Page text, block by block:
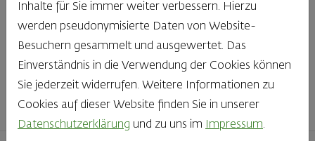
auf den kleinen, feinen Unterschied gelegt wird, wie bei
Haubis. Beste Zutaten und Handwerk, das seinen
Namen auch verdient – das schmeckt man einfach!
Finden Sie Ihr Lieblingsprodukt
Inhalte für Sie immer weiter verbessern. Hierzu
werden pseudonymisierte Daten von Website-
Besuchern gesammelt und ausgewertet. Das
Einverständnis in die Verwendung der Cookies können
Sie jederzeit widerrufen. Weitere Informationen zu
Cookies auf dieser Website finden Sie in unserer
Datenschutzerklärung und zu uns im Impressum.